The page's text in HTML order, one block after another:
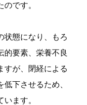
です。
状態になり、もろ
的要素、栄養不良
すが、閉経による
下させるため、
ます。